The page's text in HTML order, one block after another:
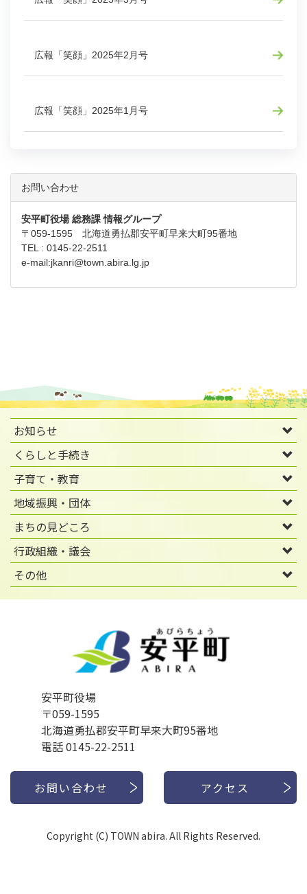
広報「笑顔」2025年2月号
広報「笑顔」2025年1月号
お問い合わせ
安平町役場 総務課 情報グループ
〒059-1595 北海道勇払郡安平町早来大町95番地
TEL : 0145-22-2511
e-mail:jkanri@town.abira.lg.jp
お知らせ
くらしと手続き
子育て・教育
地域振興・団体
まちの見どころ
行政組織・議会
その他
安平町役場
〒059-1595
北海道勇払郡安平町早来大町95番地
電話 0145-22-2511
お問い合わせ アクセス
Copyright (C) TOWN abira. All Rights Reserved.